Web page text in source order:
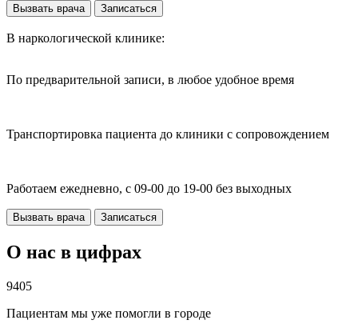
Вызвать врача Записаться
В наркологической клинике:
По предварительной записи, в любое удобное время
Транспортировка пациента до клиники с сопровождением
Работаем ежедневно, с 09-00 до 19-00 без выходных
Вызвать врача Записаться
О нас в цифрах
9405
Пациентам мы уже помогли в городе